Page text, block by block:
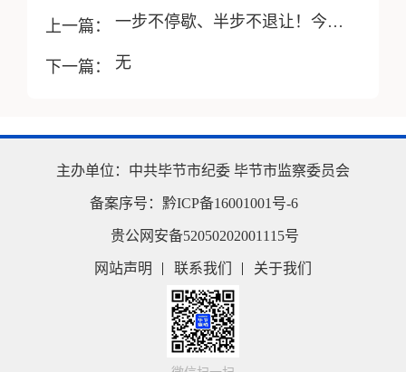
上一篇： 一步不停歇、半步不退让！今年2月，贵州又有哪些腐败分子落马？
下一篇： 无
主办单位： 中共毕节市纪委 毕节市监察委员会
备案序号： 黔ICP备16001001号-6
贵公网安备52050202001115号
网站声明 联系我们 关于我们